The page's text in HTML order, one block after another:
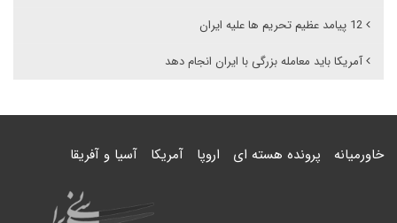
12 پیامد عظیم تحریم ها علیه ایران
آمریکا باید معامله بزرگی با ایران انجام دهد
خاورمیانه پرونده هسته ای اروپا آمریکا آسیا و آفریقا